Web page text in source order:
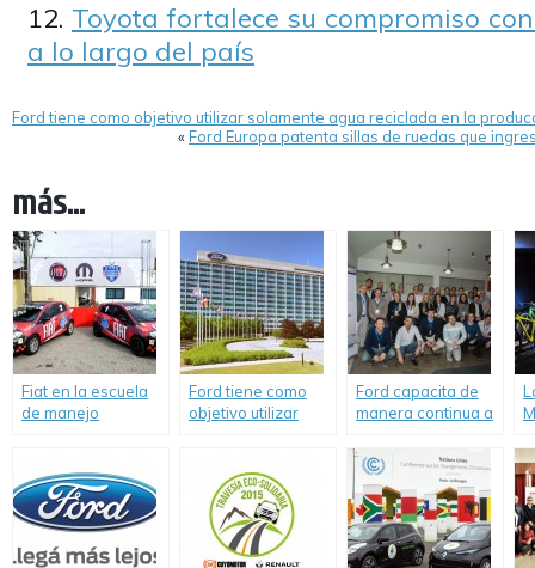
Toyota fortalece su compromiso
a lo largo del país
Ford tiene como objetivo utilizar solamente agua reciclada en la
«Ford Europa patenta sillas de ruedas que
más...
Fiat en la escuela
de manejo
Ford tiene como
objetivo utilizar
producción de sus
vehículos.
Ford capacita de
manera continua a
concesionarios.